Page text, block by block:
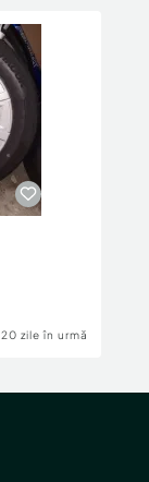
20 zile în urmă